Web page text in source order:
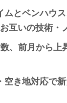
ムとベンハウ
互いの技術・
、前月から上
空き地対応で